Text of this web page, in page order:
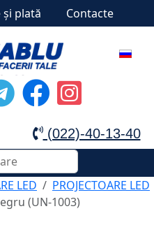
și plată Contacte
(022)-40-13-40
LED
PROJECTOARE LED
(UN-1003)